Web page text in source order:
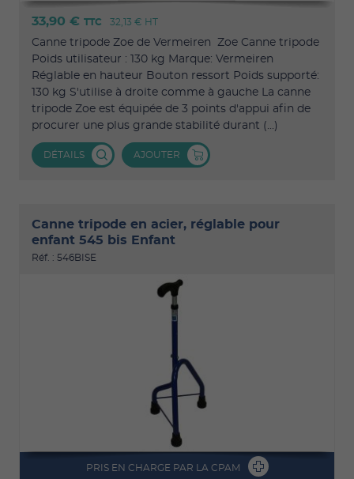
33,90 € TTC 32,13 € HT
Canne tripode Zoe de Vermeiren Zoe Canne tripode
Poids utilisateur : 130 kg Marque: Vermeiren
Réglable en hauteur Bouton ressort Poids supporté:
130 kg S'utilise à droite comme à gauche La canne
tripode Zoe est équipée de 3 points d'appui afin de
procurer une plus grande stabilité durant (...)
DÉTAILS AJOUTER
Canne tripode en acier, réglable pour
enfant 545 bis Enfant
Réf. : 546BISE
PRIS EN CHARGE PAR LA CPAM